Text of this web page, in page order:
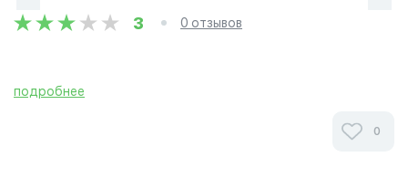
3 0 отзывов
подробнее
0